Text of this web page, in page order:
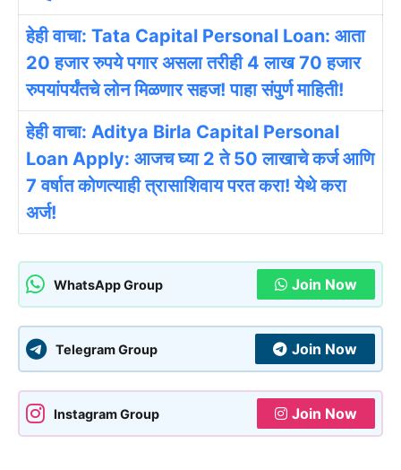
हेही वाचा: Tata Capital Personal Loan: आता
20 हजार रुपये पगार असला तरीही 4 लाख 70 हजार
रुपयांपर्यंतचे लोन मिळणार सहज! पाहा संपुर्ण माहिती!
हेही वाचा: Aditya Birla Capital Personal
Loan Apply: आजच घ्या 2 ते 50 लाखाचे कर्ज आणि
7 वर्षात कोणत्याही त्रासाशिवाय परत करा! येथे करा
अर्ज!
WhatsApp Group Join Now
Telegram Group Join Now
Instagram Group Join Now